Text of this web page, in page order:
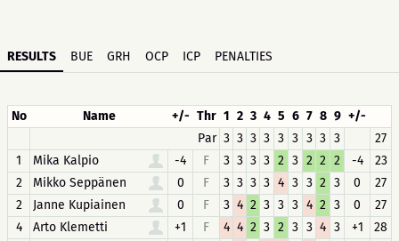
RESULTS BUE GRH OCP ICP PENALTIES
No Name +/- Thr 1 2 3 4 5 6 7 8 9 +/-
Par 3 3 3 3 3 3 3 3 3
27
1
Mika Kalpio -4 F 3 3 3 3 2 3 2 2 2 -4
23
2
Mikko Seppänen 0 F 3 3 3 3 4 3 3 2 3 0
27
2
Janne Kupiainen 0 F 3 4 2 3 3 3 4 2 3 0
27
4
Arto Klemetti +1 F 4 4 2 3 2 3 3 4 3 +1
28